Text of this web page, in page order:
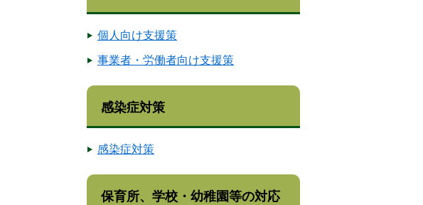
個人向け支援策
事業者・労働者向け支援策
感染症対策
感染症対策
保育所、学校・幼稚園等の対応